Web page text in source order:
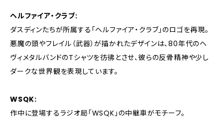
ヘルファイア・クラブ:
ダスディンたちが所属する「ヘルファイア・クラブ」のロゴを再現。
悪魔の頭やフレイル（武器）が描かれたデザインは、80年代のヘ
ヴィメタルバンドのTシャツを彷彿とさせ、彼らの反骨精神や少し
ダークな世界観を表現しています。
WSQK:
作中に登場するラジオ局「WSQK」の中継車がモチーフ。